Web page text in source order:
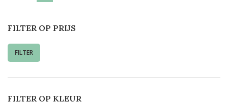
FILTER OP PRIJS
FILTER
FILTER OP KLEUR